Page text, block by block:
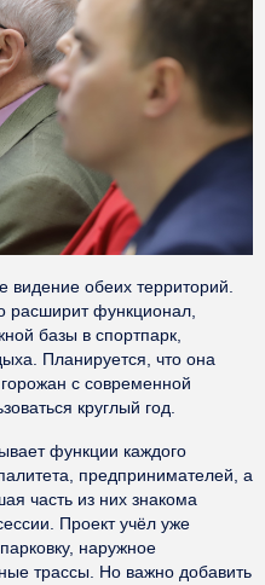
видение обеих территорий.
расширит функционал,
базы в спортпарк,
Планируется, что она
с современной
круглый год.
функции каждого
предпринимателей, а
часть из них знакома
Проект учёл уже
наружное
трассы. Но важно добавить